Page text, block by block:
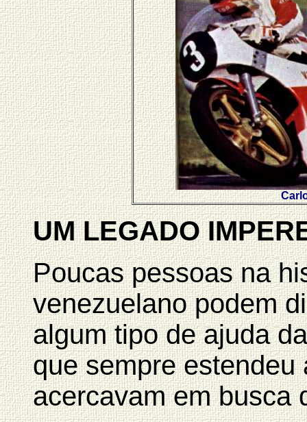
UM LEGADO
Poucas pessoas na
venezuelano podem
algum tipo de ajuda
que sempre
acercavam em busca